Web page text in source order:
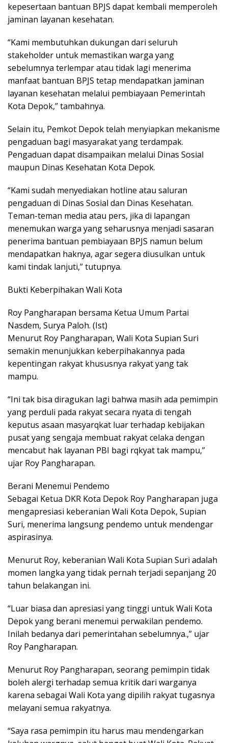
kepesertaan bantuan BPJS dapat kembali memperoleh
jaminan layanan kesehatan.
“Kami membutuhkan dukungan dari seluruh
stakeholder untuk memastikan warga yang
sebelumnya terlempar atau tidak lagi menerima
manfaat bantuan BPJS tetap mendapatkan jaminan
layanan kesehatan melalui pembiayaan Pemerintah
Kota Depok,” tambahnya.
Selain itu, Pemkot Depok telah menyiapkan mekanisme
pengaduan bagi masyarakat yang terdampak.
Pengaduan dapat disampaikan melalui Dinas Sosial
maupun Dinas Kesehatan Kota Depok.
“Kami sudah menyediakan hotline atau saluran
pengaduan di Dinas Sosial dan Dinas Kesehatan.
Teman-teman media atau pers, jika di lapangan
menemukan warga yang seharusnya menjadi sasaran
penerima bantuan pembiayaan BPJS namun belum
mendapatkan haknya, agar segera diusulkan untuk
kami tindak lanjuti,” tutupnya.
Bukti Keberpihakan Wali Kota
Roy Pangharapan bersama Ketua Umum Partai
Nasdem, Surya Paloh. (Ist)
Menurut Roy Pangharapan, Wali Kota Supian Suri
semakin menunjukkan keberpihakannya pada
kepentingan rakyat khususnya rakyat yang tak
mampu.
“Ini tak bisa diragukan lagi bahwa masih ada pemimpin
yang perduli pada rakyat secara nyata di tengah
keputus asaan masyarqkat luar terhadap kebijakan
pusat yang sengaja membuat rakyat celaka dengan
mencabut hak layanan PBI bagi rqkyat tak mampu,”
ujar Roy Pangharapan.
Berani Menemui Pendemo
Sebagai Ketua DKR Kota Depok Roy Pangharapan juga
mengapresiasi keberanian Wali Kota Depok, Supian
Suri, menerima langsung pendemo untuk mendengar
aspirasinya.
Menurut Roy, keberanian Wali Kota Supian Suri adalah
momen langka yang tidak pernah terjadi sepanjang 20
tahun belakangan ini.
“Luar biasa dan apresiasi yang tinggi untuk Wali Kota
Depok yang berani menemui perwakilan pendemo.
Inilah bedanya dari pemerintahan sebelumnya.,” ujar
Roy Pangharapan.
Menurut Roy Pangharapan, seorang pemimpin tidak
boleh alergi terhadap semua kritik dari warganya
karena sebagai Wali Kota yang dipilih rakyat tugasnya
melayani semua rakyatnya.
“Saya rasa pemimpin itu harus mau mendengarkan